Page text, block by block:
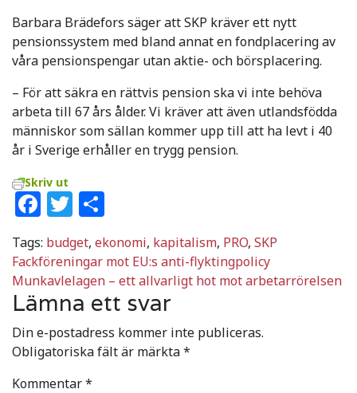
Barbara Brädefors säger att SKP kräver ett nytt
pensionssystem med bland annat en fondplacering av
våra pensionspengar utan aktie- och börsplacering.
– För att säkra en rättvis pension ska vi inte behöva
arbeta till 67 års ålder. Vi kräver att även utlandsfödda
människor som sällan kommer upp till att ha levt i 40
år i Sverige erhåller en trygg pension.
Skriv ut
Facebook
Twitter
Tags: budget, ekonomi, kapitalism, PRO, SKP
Inläggsnavigering
Fackföreningar mot EU:s anti-flyktingpolicy
Munkavlelagen – ett allvarligt hot mot arbetarrörelsen
Lämna ett svar
Din e-postadress kommer inte publiceras.
Obligatoriska fält är märkta*
Kommentar*